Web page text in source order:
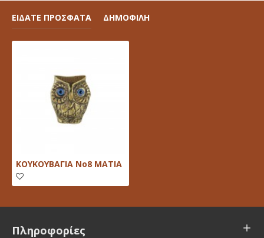
ΕΙΔΑΤΕ ΠΡΟΣΦΑΤΑ ΔΗΜΟΦΙΛΗ
ΚΟΥΚΟΥΒΑΓΙΑ Νο8 ΜΑΤΙΑ
Πληροφορίες